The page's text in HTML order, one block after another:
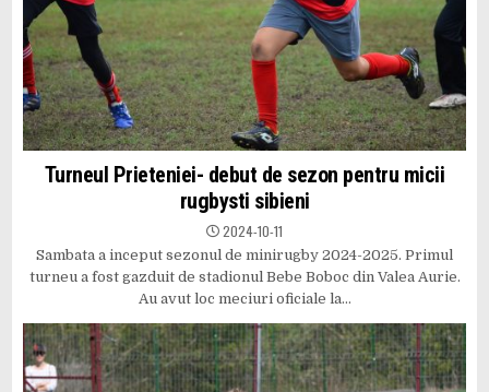
Turneul Prieteniei- debut de sezon pentru micii
rugbysti sibieni
2024-10-11
Sambata a inceput sezonul de minirugby 2024-2025. Primul
turneu a fost gazduit de stadionul Bebe Boboc din Valea Aurie.
Au avut loc meciuri oficiale la…